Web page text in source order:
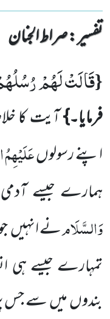
تفسیر : ‎صراط الجنان
{قَالَتْ لَهُمْ
فرمایا۔}آیت کا
اپنے رسولوں
ہمارے جیسے
وَالسَّلَامنے انہیں
تمہارے جیسے ہی
بندوںمیںسے جس